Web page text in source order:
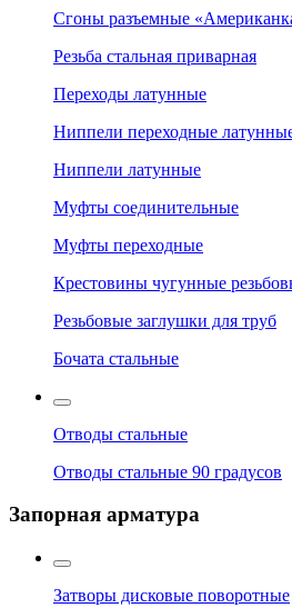
Сгоны разъемные
Резьба стальная приварная
Переходы латунные
Ниппели переходные
Ниппели латунные
Муфты соединительные
Муфты переходные
Крестовины чугунные
Резьбовые заглушки для труб
Бочата стальные
Отводы стальные
Отводы стальные 90 градусов
Запорная арматура
Затворы дисковые поворотные